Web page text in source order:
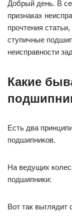
Добрый день. В
признаках
прочтения
ступичные
неисправности
Какие
Есть два
подшипников.
На ведущих
подшипники:
Вот так выглядит